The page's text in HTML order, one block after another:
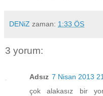
DENiZ zaman: 1:33 ÖS
3 yorum:
Adsız 7 Nisan 2013
çok alakasız bir